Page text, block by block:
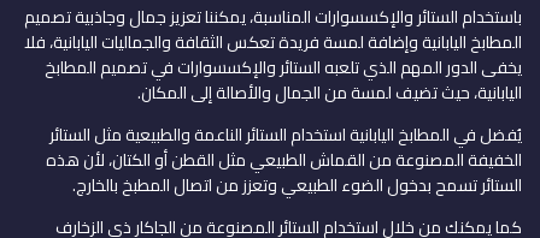
باستخدام الستائر والإكسسوارات المناسبة، يمكننا تعزيز جمال وجاذبية تصميم
المطابخ اليابانية وإضافة لمسة فريدة تعكس الثقافة والجماليات اليابانية، فلا
يخفى الدور المهم الذي تلعبه الستائر والإكسسوارات في تصميم المطابخ
اليابانية، حيث تضيف لمسة من الجمال والأصالة إلى المكان.
يُفضل في المطابخ اليابانية استخدام الستائر الناعمة والطبيعية مثل الستائر
الخفيفة المصنوعة من القماش الطبيعي مثل القطن أو الكتان، لأن هذه
الستائر تسمح بدخول الضوء الطبيعي وتعزز من اتصال المطبخ بالخارج.
كما يمكنك من خلال استخدام الستائر المصنوعة من الجاكار ذي الزخارف